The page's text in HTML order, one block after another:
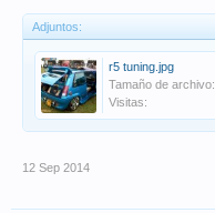
Adjuntos:
r5 tuning.jpg
Tamaño de archivo:
Visitas:
12 Sep 2014